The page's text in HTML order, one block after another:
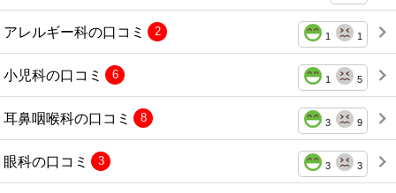
アレルギー科の口コミ 1 1
2
小児科の口コミ 1 5
6
耳鼻咽喉科の口コミ 3 9
8
眼科の口コミ 3 3
3